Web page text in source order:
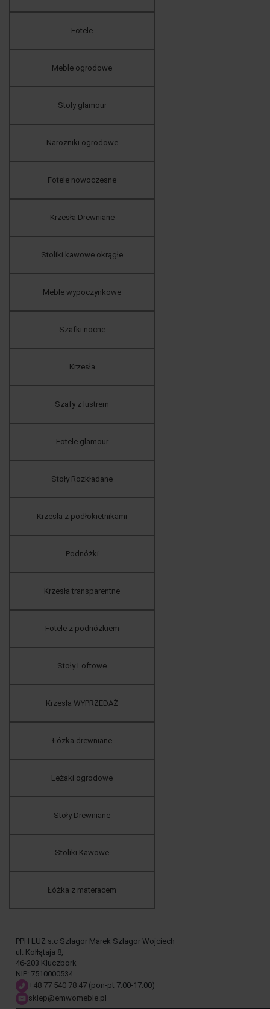
Fotele
Meble ogrodowe
Stoły glamour
Narożniki ogrodowe
Fotele nowoczesne
Krzesła Drewniane
Stoliki kawowe okrągłe
Meble wypoczynkowe
Szafki nocne
Krzesła
Szafy z lustrem
Fotele glamour
Stoły Rozkładane
Krzesła z podłokietnikami
Podnóżki
Krzesła transparentne
Fotele z podnóżkiem
Stoły Loftowe
Krzesła WYPRZEDAŻ
Łóżka drewniane
Leżaki ogrodowe
Stoły Drewniane
Stoliki Kawowe
Łóżka z materacem
PPH LUZ s.c Szlagor Marek Szlagor Wojciech
ul. Kołłątaja 8,
46-203 Kluczbork
NIP: 7510000534
+48 77 540 78 47 (pon-pt 7:00-17:00)
sklep@emwomeble.pl